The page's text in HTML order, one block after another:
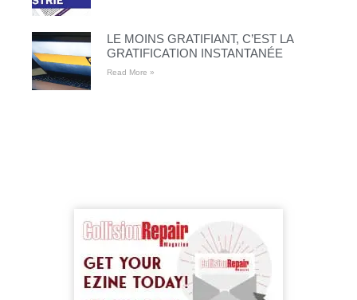
LE MOINS GRATIFIANT, C’EST LA
GRATIFICATION INSTANTANÉE
Read More »